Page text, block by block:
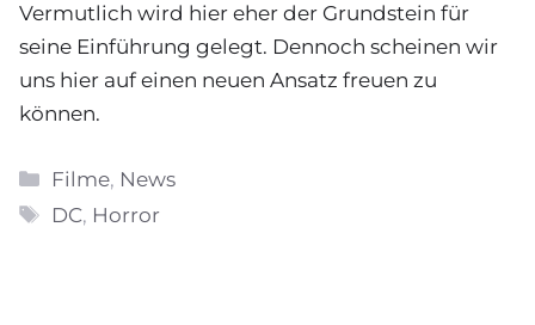
Vermutlich wird hier eher der Grundstein für
seine Einführung gelegt. Dennoch scheinen wir
uns hier auf einen neuen Ansatz freuen zu
können.
Kategorien
Filme, News
Schlagwörter
DC, Horror